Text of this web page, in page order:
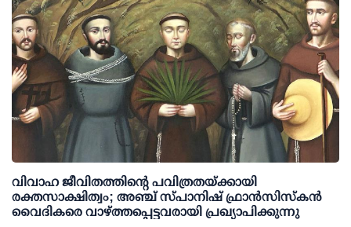
വിവാഹ ജീവിതത്തിന്റെ പവിത്രതയ്ക്കായി
രക്തസാക്ഷിത്വം; അഞ്ച് സ്പാനിഷ് ഫ്രാന്‍സിസ്‌കന്‍
വൈദികരെ വാഴ്ത്തപ്പെട്ടവരായി പ്രഖ്യാപിക്കുന്നു